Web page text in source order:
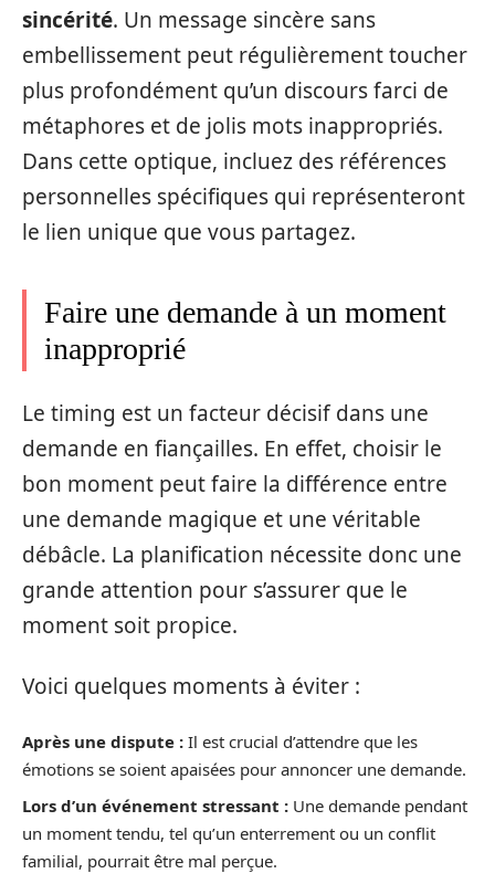
sincérité. Un message sincère sans
embellissement peut régulièrement toucher
plus profondément qu’un discours farci de
métaphores et de jolis mots inappropriés.
Dans cette optique, incluez des références
personnelles spécifiques qui représenteront
le lien unique que vous partagez.
Faire une demande à un moment
inapproprié
Le timing est un facteur décisif dans une
demande en fiançailles. En effet, choisir le
bon moment peut faire la différence entre
une demande magique et une véritable
débâcle. La planification nécessite donc une
grande attention pour s’assurer que le
moment soit propice.
Voici quelques moments à éviter :
Après une dispute : Il est crucial d’attendre que les
émotions se soient apaisées pour annoncer une demande.
Lors d’un événement stressant : Une demande pendant
un moment tendu, tel qu’un enterrement ou un conflit
familial, pourrait être mal perçue.